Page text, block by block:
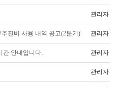
관리자
추진비 사용 내역 공고(2분기) 관리자
간 안내입니다. 관리자
관리자